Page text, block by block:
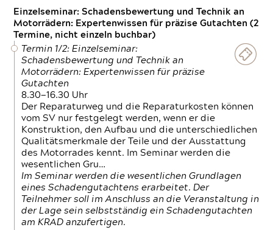
Einzelseminar: Schadensbewertung und Technik an
Motorrädern: Expertenwissen für präzise Gutachten (2
Termine, nicht einzeln buchbar)
Termin 1/2: Einzelseminar:
Schadensbewertung und Technik an
Motorrädern: Expertenwissen für präzise
Gutachten
8.30—16.30 Uhr
Der Reparaturweg und die Reparaturkosten können
vom SV nur festgelegt werden, wenn er die
Konstruktion, den Aufbau und die unterschiedlichen
Qualitätsmerkmale der Teile und der Ausstattung
des Motorrades kennt. Im Seminar werden die
wesentlichen Gru…
Im Seminar werden die wesentlichen Grundlagen
eines Schadengutachtens erarbeitet. Der
Teilnehmer soll im Anschluss an die Veranstaltung in
der Lage sein selbstständig ein Schadengutachten
am KRAD anzufertigen.